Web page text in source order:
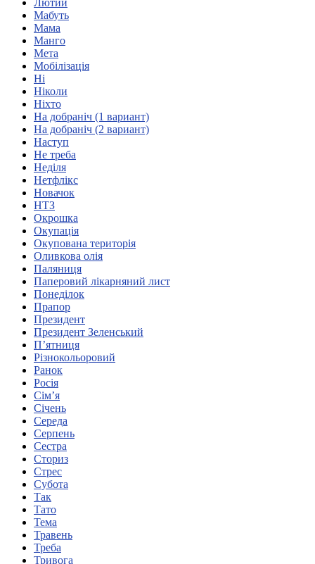
Київська область
Кіровоградська область
Тернопільська область
Харківська область
Херсонська область
Хмельницька область
Чернігівська область
Особи відповідальні за контактування з
Вивчаємо жестову мову
Дитяча сторінка
Новини про жестову мову
Ресурс для вивчення жестових мов різних країн
ЦУЖМ
Проєкт "Жестова мова для поліцейських"
Про шахрайські схеми
Лютий
Мабуть
Мама
Манго
Мета
Мобілізація
Ні
Ніколи
Ніхто
На добраніч (1 вариант)
На добраніч (2 вариант)
Наступ
Не треба
Неділя
Нетфлікс
Новачок
НТЗ
Окрошка
Окупація
Окупована територія
Оливкова олія
Паляниця
Паперовий лікарняний лист
Понеділок
Прапор
Президент
Президент Зеленський
П’ятниця
Різнокольоровий
Ранок
Росія
Сім’я
Січень
Середа
Серпень
Сестра
Сториз
Стрес
Субота
Так
Тато
Тема
Травень
Треба
Тривога